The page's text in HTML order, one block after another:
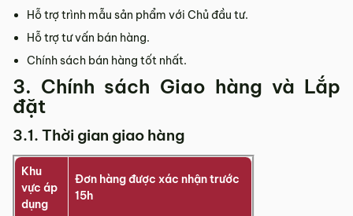
Hỗ trợ trình mẫu sản phẩm với Chủ đầu tư.
Hỗ trợ tư vấn bán hàng.
Chính sách bán hàng tốt nhất.
3. Chính sách Giao hàng và Lắp
đặt
3.1. Thời gian giao hàng
Khu
vực áp
dụng
Đơn hàng được xác nhận trước
15h